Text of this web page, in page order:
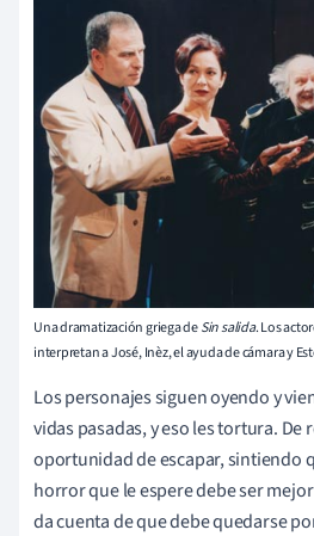
Una dramatización griega deSin salida. Los
interpretan a José, Inèz, el ayuda de cámara y
Los personajes siguen oyendo y
vidas pasadas, y eso les tortura. De
oportunidad de escapar, sintiendo
horror que le espere debe ser
da cuenta de que debe quedarse